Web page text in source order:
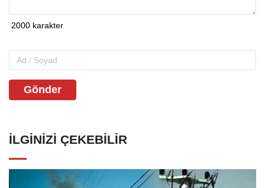
Gönder
İLGINIZI ÇEKEBILIR